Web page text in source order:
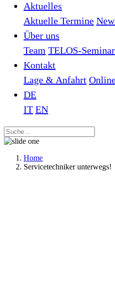
Aktuelles
Aktuelle Termine
Über uns
Team TELOS-
Kontakt
Lage & Anfahrt
DE
IT EN
Home
Servicetechniker unterwegs!